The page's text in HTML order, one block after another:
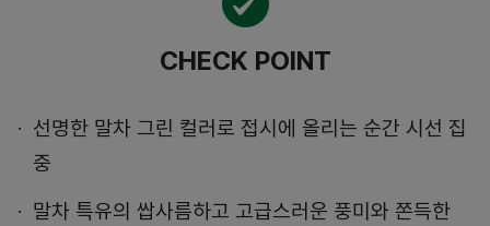
CHECK POINT
선명한 말차 그린 컬러로 접시에 올리는 순간 시선 집
중
말차 특유의 쌉사름하고 고급스러운 풍미와 쫀득한